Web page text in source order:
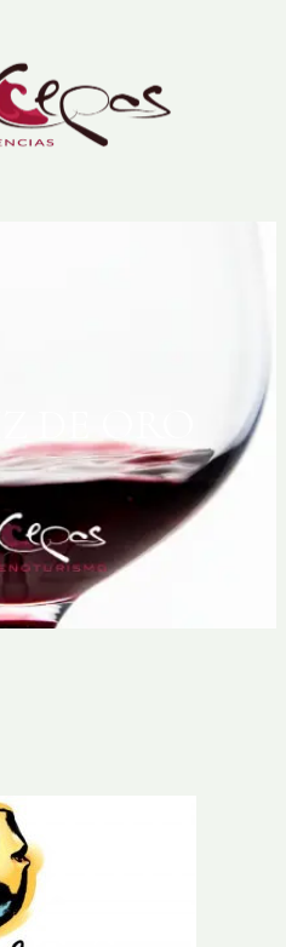
DE ORO